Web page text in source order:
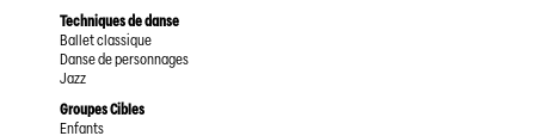
Techniques de danse
Ballet classique
Danse de personnages
Jazz
Groupes Cibles
Enfants